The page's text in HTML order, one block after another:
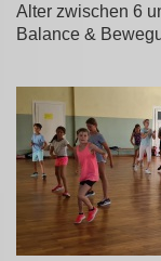
Alter zwischen 6
Balance &